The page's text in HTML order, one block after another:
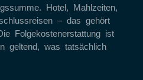
Hotel, Mahlzeiten,
– das gehört
Folgekostenerstattung ist
geltend, was tatsächlich